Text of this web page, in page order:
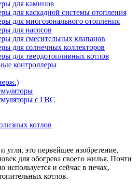
для каминов
для каскадной системы отопления
для многозонального отопления
для насосов
для смесительных клапанов
для солнечных коллекторов
для твердотопливных котлов
контроллеры
с ГВС
котлов
угля, это первейшее изобретение,
для обогрева своего жилья. Почти
используется и сейчас в печах,
котлов.